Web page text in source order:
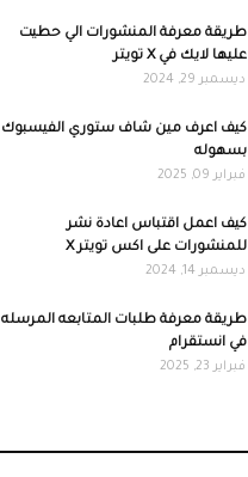
طريقة معرفة المنشورات الي حطيت
عليها لايك في X تويتر
ديسمبر 29, 2024
كيف اعرف مين شاف ستوري الفيسبوك
بسهوله
فبراير 09, 2025
كيف اعمل اقتباس اعادة نشر
للمنشورات على اكس تويتر X
ديسمبر 14, 2024
طريقة معرفة طلبات المتابعه المرسله
في انستقرام
فبراير 23, 2025